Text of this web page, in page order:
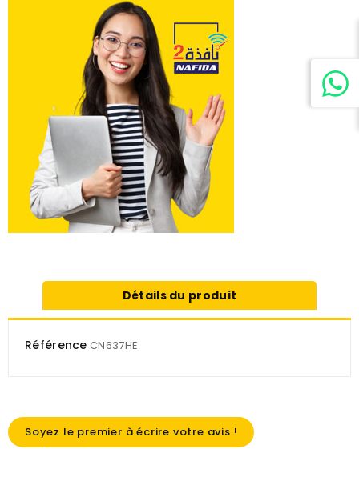
Détails du produit
Référence CN637HE
Soyez le premier à écrire votre avis !